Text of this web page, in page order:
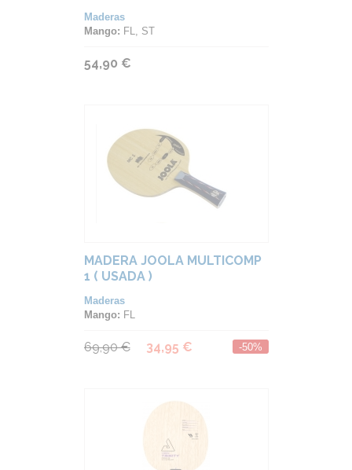
Maderas
Mango: FL, ST
54,90 €
MADERA JOOLA MULTICOMP
1 ( USADA )
Maderas
Mango: FL
69,90 € 34,95 € -50%